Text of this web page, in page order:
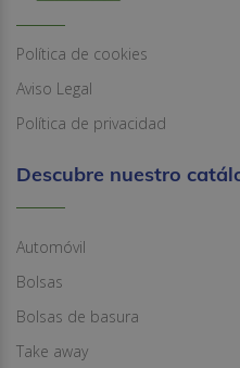
Política de cookies
Aviso Legal
Política de privacidad
Descubre nuestro
Automóvil
Bolsas
Bolsas de basura
Take away